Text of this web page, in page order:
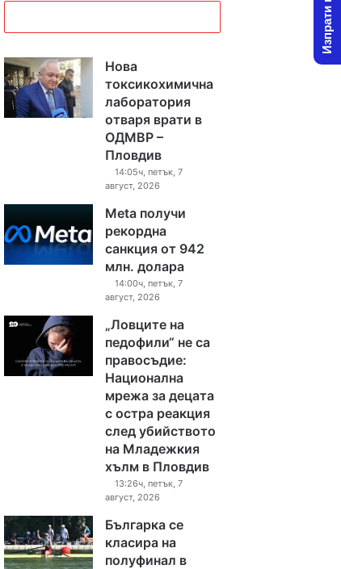
Нова
токсикохимична
лаборатория
отваря врати в
ОДМВР –
Пловдив
14:05ч, петък, 7
август, 2026
Meta получи
рекордна
санкция от 942
млн. долара
14:00ч, петък, 7
август, 2026
„Ловците на
педофили“ не са
правосъдие:
Национална
мрежа за децата
с остра реакция
след убийството
на Младежкия
хълм в Пловдив
13:26ч, петък, 7
август, 2026
Българка се
класира на
полуфинал в